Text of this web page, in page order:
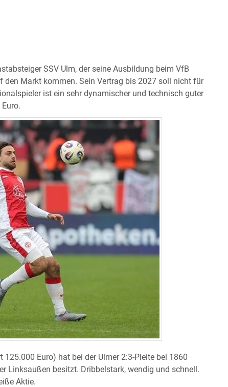
SSV Ulm, der seine Ausbildung beim VfB
den Markt kommen. Sein Vertrag bis 2027 soll nicht für
ist ein sehr dynamischer und technisch guter
125.000 Euro) hat bei der Ulmer 2:3-Pleite bei 1860
Linksaußen besitzt. Dribbelstark, wendig und schnell.
Aktie.